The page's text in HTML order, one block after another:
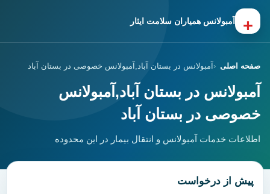
+ آمبولانس همیاران سلامت ایثار
صفحه اصلی آمبولانس در بستان آباد,آمبولانس خصوصی در بستان آباد
آمبولانس در بستان آباد,آمبولانس
خصوصی در بستان آباد
اطلاعات خدمات آمبولانس و انتقال بیمار در این محدوده
پیش از درخواست